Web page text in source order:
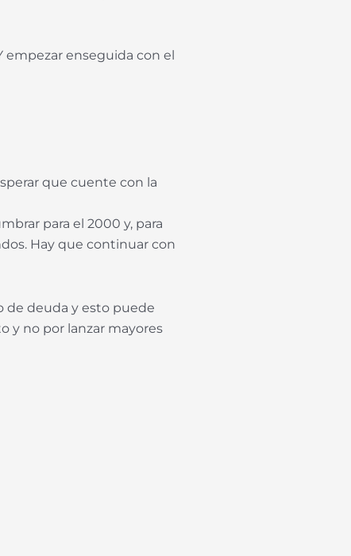
enseguida con el
que cuente con la
para el 2000 y, para
Hay que continuar con
de deuda y esto puede
y no por lanzar mayores